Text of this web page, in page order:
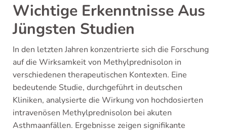
Wichtige Erkenntnisse Aus
Jüngsten Studien
In den letzten Jahren konzentrierte sich die Forschung
auf die Wirksamkeit von Methylprednisolon in
verschiedenen therapeutischen Kontexten. Eine
bedeutende Studie, durchgeführt in deutschen
Kliniken, analysierte die Wirkung von hochdosierten
intravenösen Methylprednisolon bei akuten
Asthmaanfällen. Ergebnisse zeigen signifikante